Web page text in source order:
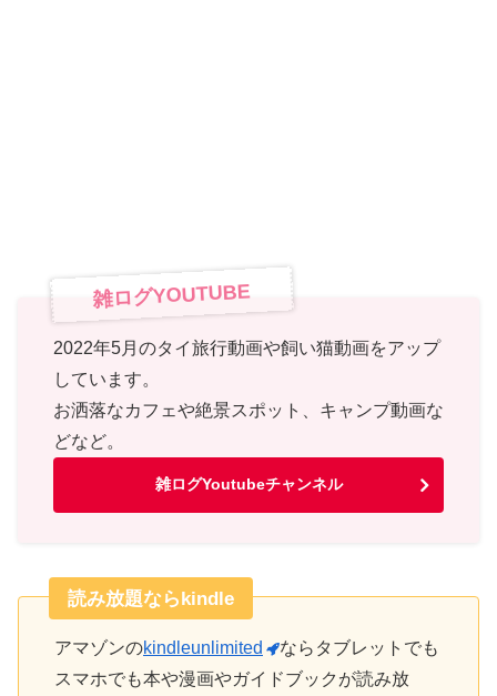
雑ログYOUTUBE
2022年5月のタイ旅行動画や飼い猫動画をアップ
しています。
お洒落なカフェや絶景スポット、キャンプ動画な
どなど。
雑ログYoutubeチャンネル
読み放題ならkindle
アマゾンのkindleunlimited
ならタブレットでも
スマホでも本や漫画やガイドブックが読み放